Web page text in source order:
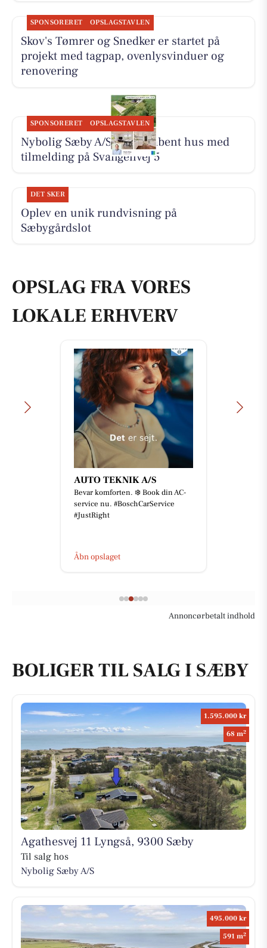
SPONSORERET OPSLAGSTAVLEN
Skov's Tømrer og Snedker er startet på
projekt med tagpap, ovenlysvinduer og
renovering
SPONSORERET OPSLAGSTAVLEN
Nybolig Sæby A/S holder åbent hus med
tilmelding på Svangenvej 5
DET SKER
Oplev en unik rundvisning på
Sæbygårdslot
OPSLAG FRA VORES
LOKALE ERHVERV
AUTO TEKNIK A/S
Bevar komforten. ❄️ Book din AC-
service nu. #BoschCarService
#JustRight
Åbn opslaget
Annoncørbetalt indhold
BOLIGER TIL SALG I SÆBY
1.595.000 kr
68 m2
Agathesvej 11 Lyngså, 9300 Sæby
Til salg hos
Nybolig Sæby A/S
495.000 kr
591 m2